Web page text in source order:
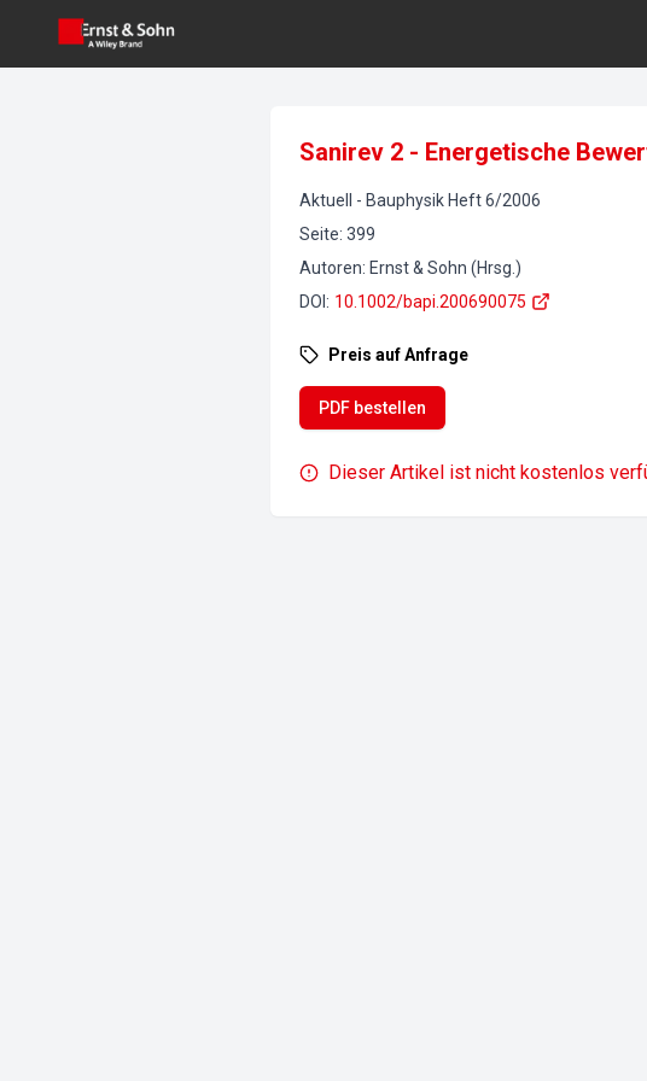
Sanirev 2 - Energetische
Aktuell - Bauphysik Heft6/2006
Seite: 399
Autoren: Ernst & Sohn (Hrsg.)
DOI : 10.1002/bapi.200690075
Preis auf Anfrage
PDF bestellen
Dieser Artikel ist nicht kostenlos